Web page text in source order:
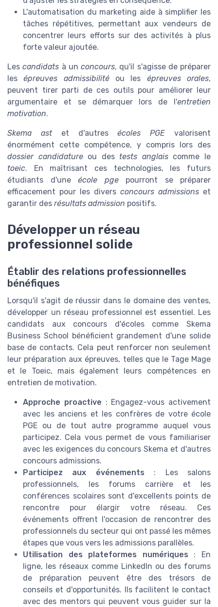
L'automatisation du marketing aide à simplifier les
tâches répétitives, permettant aux vendeurs de
concentrer leurs efforts sur des activités à plus
forte valeur ajoutée.
Lescandidats à un concours, qu'il s'agisse de préparer
lesépreuves admissibilitéou les épreuves orales,
peuvent tirer parti de ces outils pour améliorer leur
argumentaire et se démarquer lors de l'entretien
motivation.
Skema astet d'autresécoles PGE valorisent
énormément cette compétence, y compris lors des
dossier candidatureou des tests anglaiscomme le
toeic. En maîtrisant ces technologies, les futurs
étudiants d'une école pgepourront se préparer
efficacement pour les divers concours admissions et
garantir des résultats admission positifs.
Développer un réseau
professionnel solide
Établir des relations professionnelles
bénéfiques
Lorsqu'il s'agit de réussir dans le domaine des ventes,
développer un réseau professionnel est essentiel. Les
candidats aux concours d'écoles comme Skema
Business School bénéficient grandement d'une solide
base de contacts. Cela peut renforcer non seulement
leur préparation aux épreuves, telles que le Tage Mage
et le Toeic, mais également leurs compétences en
entretien de motivation.
Approche proactive : Engagez-vous activement
avec les anciens et les confrères de votre école
PGE ou de tout autre programme auquel vous
participez. Cela vous permet de vous familiariser
avec les exigences du concours Skema et d'autres
concours admissions.
Participez aux événements : Les salons
professionnels, les forums carrière et les
conférences scolaires sont d'excellents points de
rencontre pour élargir votre réseau. Ces
événements offrent l'occasion de rencontrer des
professionnels du secteur qui ont passé les mêmes
étapes que vous vers les admissions parallèles.
Utilisation des plateformes numériques : En
ligne, les réseaux comme LinkedIn ou des forums
de préparation peuvent être des trésors de
conseils et d'opportunités. Ils facilitent le contact
avec des mentors qui peuvent vous guider sur la